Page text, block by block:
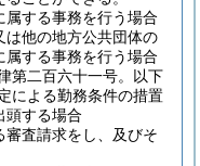
する事務を行う場合
は他の地方公共団体の
する事務を行う場合
第二百六十一号。以下
による勤務条件の措置
頭する場合
査請求をし、及びそ